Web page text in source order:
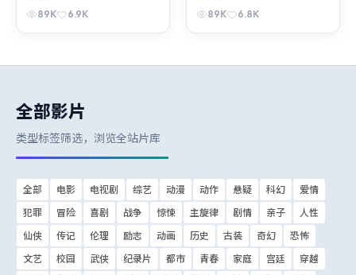
89K
6.9K
89K
6.8K
全部影片
类型标签筛选，浏览全站片库
全部 电影 电视剧 综艺 动漫 动作 悬疑 科幻
爱情
犯罪
冒险 喜剧 战争 惊悚 主旋律 剧情 亲子
人性
仙侠
传记 伦理 励志 动画 历史 古装 奇幻
恐怖
文艺
校园 武侠 纪录片 都市 青春 家庭 宫廷
穿越